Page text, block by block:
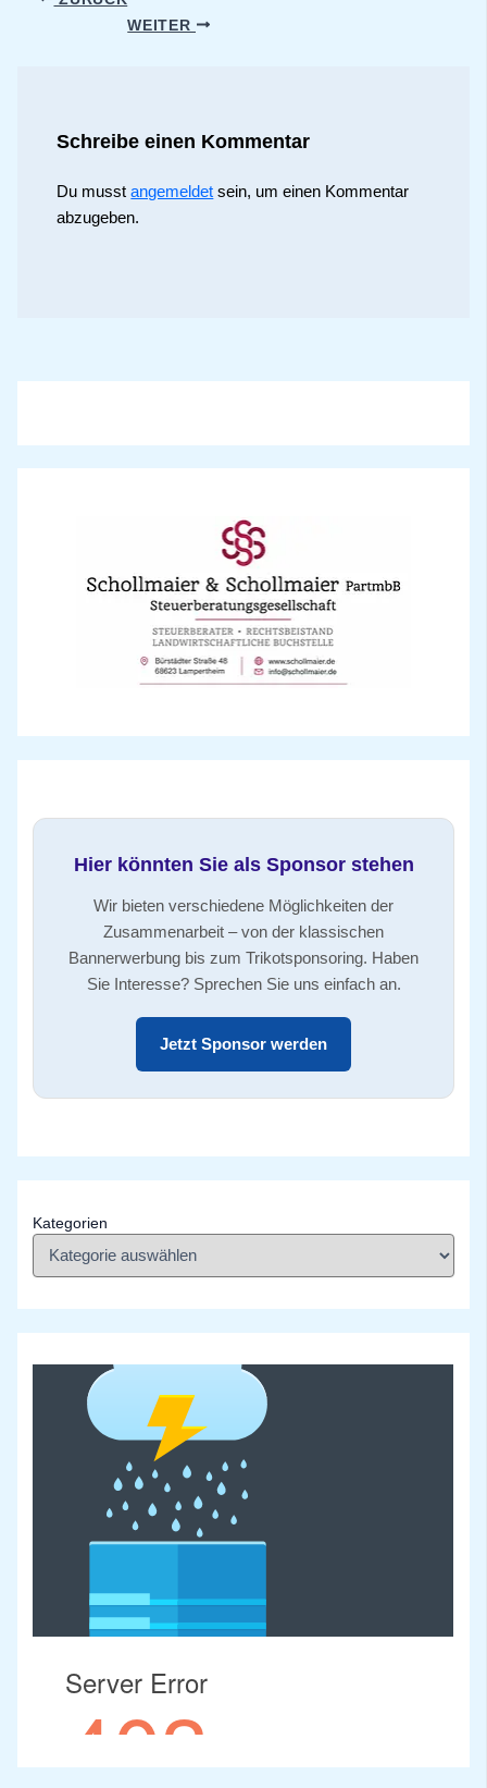
WEITER
Schreibe einen Kommentar
Du musstangemeldet sein, um einen Kommentar
abzugeben.
Hier könnten Sie als Sponsor stehen
Wir bieten verschiedene Möglichkeiten der
Zusammenarbeit – von der klassischen
Bannerwerbung bis zum Trikotsponsoring. Haben
Sie Interesse? Sprechen Sie uns einfach an.
Jetzt Sponsor werden
Kategorien